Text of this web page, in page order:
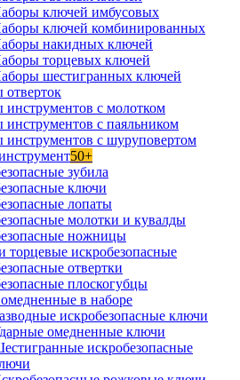
ключей имбусовых
ключей комбинированных
накидных ключей
торцевых ключей
шестигранных ключей
инструментов с молотком
с паяльником
инструментов с шуруповертом
50+
зубила
ключи
лопаты
молотки и кувалды
ножницы
торцевые искробезопасные
отвертки
плоскогубцы
в наборе
искробезопасные ключи
омедненные ключи
искробезопасные